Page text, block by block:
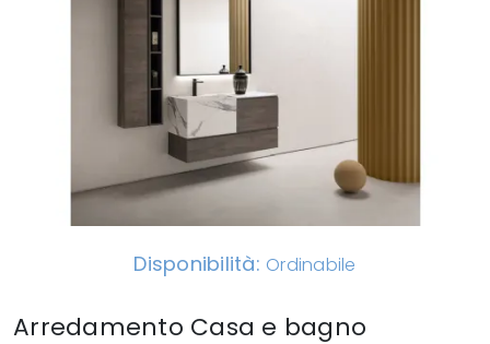
Disponibilità: Ordinabile
Arredamento Casa e bagno